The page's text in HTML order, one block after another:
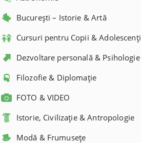
București – Istorie & Artă
Cursuri pentru Copii & Adolescenți
Dezvoltare personală & Psihologie
Filozofie & Diplomație
FOTO & VIDEO
Istorie, Civilizație & Antropologie
Modă & Frumusețe